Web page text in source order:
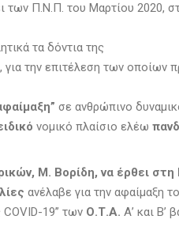
των Π.Ν.Π. του Μαρτίου 2020,
τα δόντια της
για την επιτέλεση των
σε ανθρώπινο
νομικό πλαίσιο ελέω
Μ. Βορίδη, να έρθει
ανέλαβε για την αφαίμαξη
COVID-19” των Ο.Τ.Α. Α’ και Β’